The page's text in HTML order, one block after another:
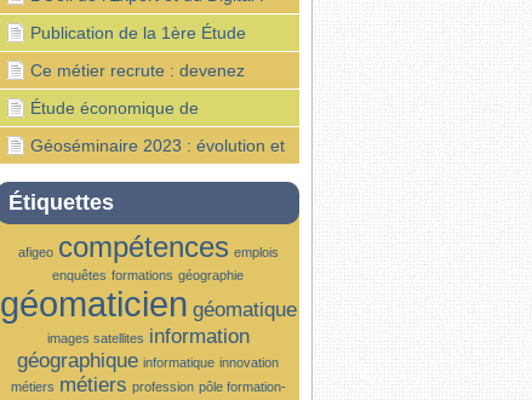
géomaticien
Publication de la 1ère Étude
économique de l’écosystème
Géonumérique en France
Ce métier recrute : devenez
géomaticien (Article Le Parisien
Étudiant)
Étude économique de
l’écosystème géonumériques : les
premiers résultats….
Géoséminaire 2023 : évolution et
influence de la géomatique sur le
territoire
Étiquettes
afigeo compétences emplois
enquêtes formations géographie
géomaticien géomatique
images satellites information
géographique informatique innovation
métiers métiers profession pôle formation-